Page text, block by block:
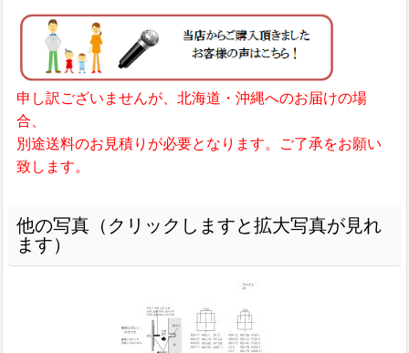
申し訳ございませんが、北海道・沖縄へのお届けの場
合、
別途送料のお見積りが必要となります。ご了承をお願い
致します。
他の写真（クリックしますと拡大写真が見れ
ます）